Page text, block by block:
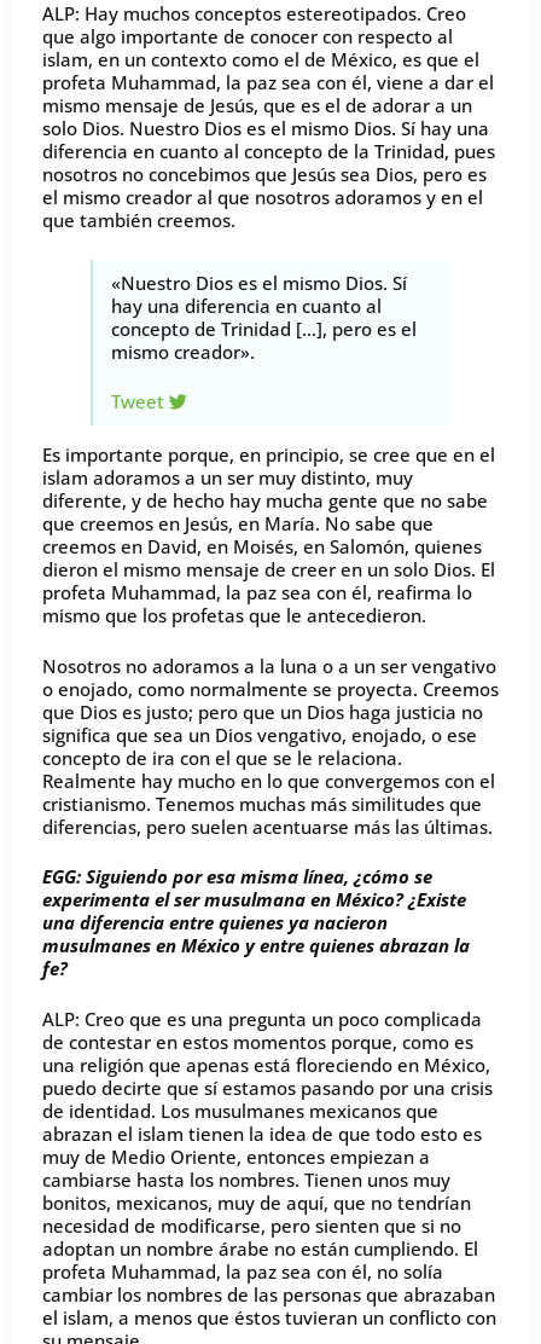
ALP: Hay muchos conceptos estereotipados. Creo
que algo importante de conocer con respecto al
islam, en un contexto como el de México, es que el
profeta Muhammad, la paz sea con él, viene a dar el
mismo mensaje de Jesús, que es el de adorar a un
solo Dios. Nuestro Dios es el mismo Dios. Sí hay una
diferencia en cuanto al concepto de la Trinidad, pues
nosotros no concebimos que Jesús sea Dios, pero es
el mismo creador al que nosotros adoramos y en el
que también creemos.
«Nuestro Dios es el mismo Dios. Sí
hay una diferencia en cuanto al
concepto de Trinidad […], pero es el
mismo creador».
Tweet
Es importante porque, en principio, se cree que en el
islam adoramos a un ser muy distinto, muy
diferente, y de hecho hay mucha gente que no sabe
que creemos en Jesús, en María. No sabe que
creemos en David, en Moisés, en Salomón, quienes
dieron el mismo mensaje de creer en un solo Dios. El
profeta Muhammad, la paz sea con él, reafirma lo
mismo que los profetas que le antecedieron.
Nosotros no adoramos a la luna o a un ser vengativo
o enojado, como normalmente se proyecta. Creemos
que Dios es justo; pero que un Dios haga justicia no
significa que sea un Dios vengativo, enojado, o ese
concepto de ira con el que se le relaciona.
Realmente hay mucho en lo que convergemos con el
cristianismo. Tenemos muchas más similitudes que
diferencias, pero suelen acentuarse más las últimas.
EGG: Siguiendo por esa misma línea, ¿cómo se
experimenta el ser musulmana en México? ¿Existe
una diferencia entre quienes ya nacieron
musulmanes en México y entre quienes abrazan la
fe?
ALP: Creo que es una pregunta un poco complicada
de contestar en estos momentos porque, como es
una religión que apenas está floreciendo en México,
puedo decirte que sí estamos pasando por una crisis
de identidad. Los musulmanes mexicanos que
abrazan el islam tienen la idea de que todo esto es
muy de Medio Oriente, entonces empiezan a
cambiarse hasta los nombres. Tienen unos muy
bonitos, mexicanos, muy de aquí, que no tendrían
necesidad de modificarse, pero sienten que si no
adoptan un nombre árabe no están cumpliendo. El
profeta Muhammad, la paz sea con él, no solía
cambiar los nombres de las personas que abrazaban
el islam, a menos que éstos tuvieran un conflicto con